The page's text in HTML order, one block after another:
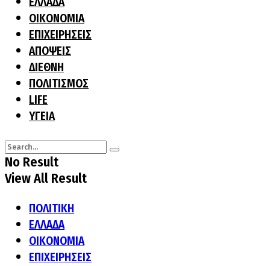
ΟΙΚΟΝΟΜΙΑ
ΕΠΙΧΕΙΡΗΣΕΙΣ
ΑΠΟΨΕΙΣ
ΔΙΕΘΝΗ
ΠΟΛΙΤΙΣΜΟΣ
LIFE
ΥΓΕΙΑ
No Result
View All Result
ΠΟΛΙΤΙΚΗ
ΕΛΛΑΔΑ
ΟΙΚΟΝΟΜΙΑ
ΕΠΙΧΕΙΡΗΣΕΙΣ